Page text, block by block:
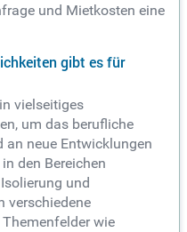
und Mietkosten eine
gibt es für
vielseitiges
um das berufliche
an neue Entwicklungen
den Bereichen
und
verschiedene
wie